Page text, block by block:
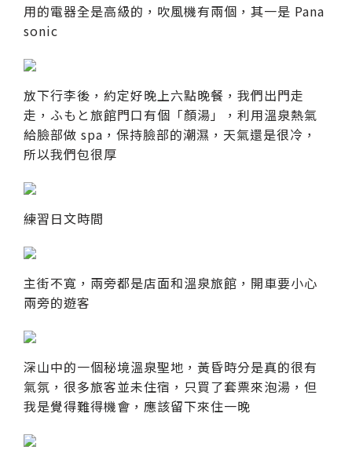
用的電器全是高級的，吹風機有兩個，其一是 Pana
sonic
放下行李後，約定好晚上六點晚餐，我們出門走
走，ふもと旅館門口有個「顏湯」，利用溫泉熱氣
給臉部做 spa，保持臉部的潮濕，天氣還是很冷，
所以我們包很厚
練習日文時間
主街不寬，兩旁都是店面和溫泉旅館，開車要小心
兩旁的遊客
深山中的一個秘境溫泉聖地，黃昏時分是真的很有
氣氛，很多旅客並未住宿，只買了套票來泡湯，但
我是覺得難得機會，應該留下來住一晚